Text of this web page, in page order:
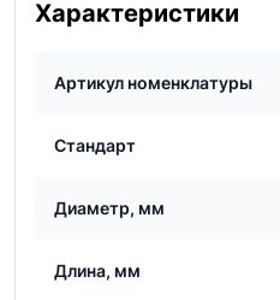
Характеристики
Артикул номенклатуры
Стандарт
Диаметр, мм
Длина, мм